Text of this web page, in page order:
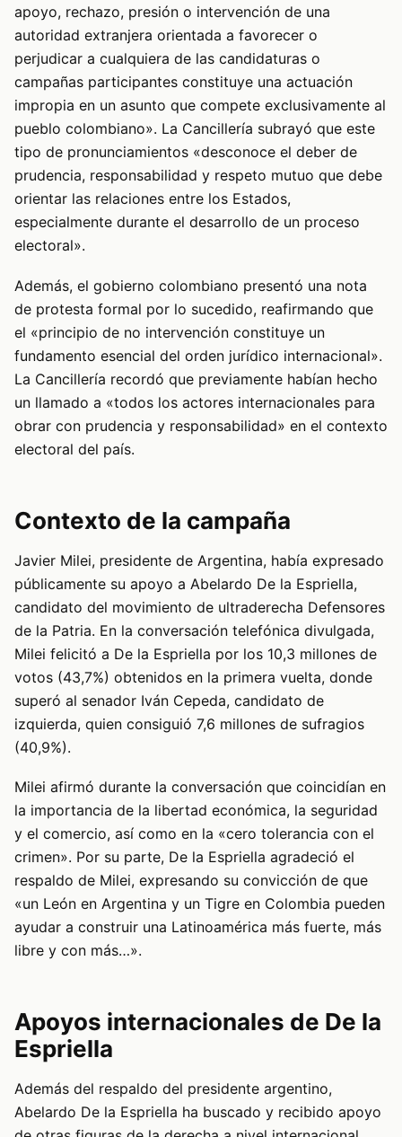
apoyo, rechazo, presión o intervención de una
autoridad extranjera orientada a favorecer o
perjudicar a cualquiera de las candidaturas o
campañas participantes constituye una actuación
impropia en un asunto que compete exclusivamente al
pueblo colombiano». La Cancillería subrayó que este
tipo de pronunciamientos «desconoce el deber de
prudencia, responsabilidad y respeto mutuo que debe
orientar las relaciones entre los Estados,
especialmente durante el desarrollo de un proceso
electoral».
Además, el gobierno colombiano presentó una nota
de protesta formal por lo sucedido, reafirmando que
el «principio de no intervención constituye un
fundamento esencial del orden jurídico internacional».
La Cancillería recordó que previamente habían hecho
un llamado a «todos los actores internacionales para
obrar con prudencia y responsabilidad» en el contexto
electoral del país.
Contexto de la campaña
Javier Milei, presidente de Argentina, había expresado
públicamente su apoyo a Abelardo De la Espriella,
candidato del movimiento de ultraderecha Defensores
de la Patria. En la conversación telefónica divulgada,
Milei felicitó a De la Espriella por los 10,3 millones de
votos (43,7%) obtenidos en la primera vuelta, donde
superó al senador Iván Cepeda, candidato de
izquierda, quien consiguió 7,6 millones de sufragios
(40,9%).
Milei afirmó durante la conversación que coincidían en
la importancia de la libertad económica, la seguridad
y el comercio, así como en la «cero tolerancia con el
crimen». Por su parte, De la Espriella agradeció el
respaldo de Milei, expresando su convicción de que
«un León en Argentina y un Tigre en Colombia pueden
ayudar a construir una Latinoamérica más fuerte, más
libre y con más…».
Apoyos internacionales de De la
Espriella
Además del respaldo del presidente argentino,
Abelardo De la Espriella ha buscado y recibido apoyo